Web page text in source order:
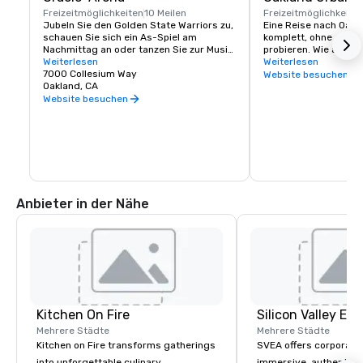
Freizeitmöglichkeiten10 Meilen
Jubeln Sie den Golden State Warriors zu,
schauen Sie sich ein As-Spiel am
Nachmittag an oder tanzen Sie zur Musik
einiger Ihrer Lieblingskünstler!
Weiterlesen
7000 Collesium Way
Oakland, CA
Website besuchen
Freizeitmöglichkeiten
Eine Reise nach
komplett, ohne ein
probieren. Wie alles
auch unsere
anders. Die
einzukaufen, zu
Weiterlesen
Website besuchen
Anbieter in der Nähe
Kitchen On Fire
Mehrere Städte
Kitchen on Fire transforms gatherings
Mehrere Städte
SVEA offers